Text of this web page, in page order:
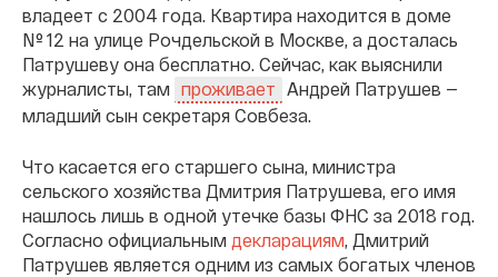
владеет с 2004 года. Квартира находится в доме
№ 12 на улице Рочдельской в Москве, а досталась
Патрушеву она бесплатно. Сейчас, как выяснили
журналисты, там проживает
Андрей Патрушев —
младший сын секретаря Совбеза.
Что касается его старшего сына, министра
сельского хозяйства Дмитрия Патрушева, его имя
нашлось лишь в одной утечке базы ФНС за 2018 год.
Согласно официальным декларациям, Дмитрий
Патрушев является одним из самых богатых членов